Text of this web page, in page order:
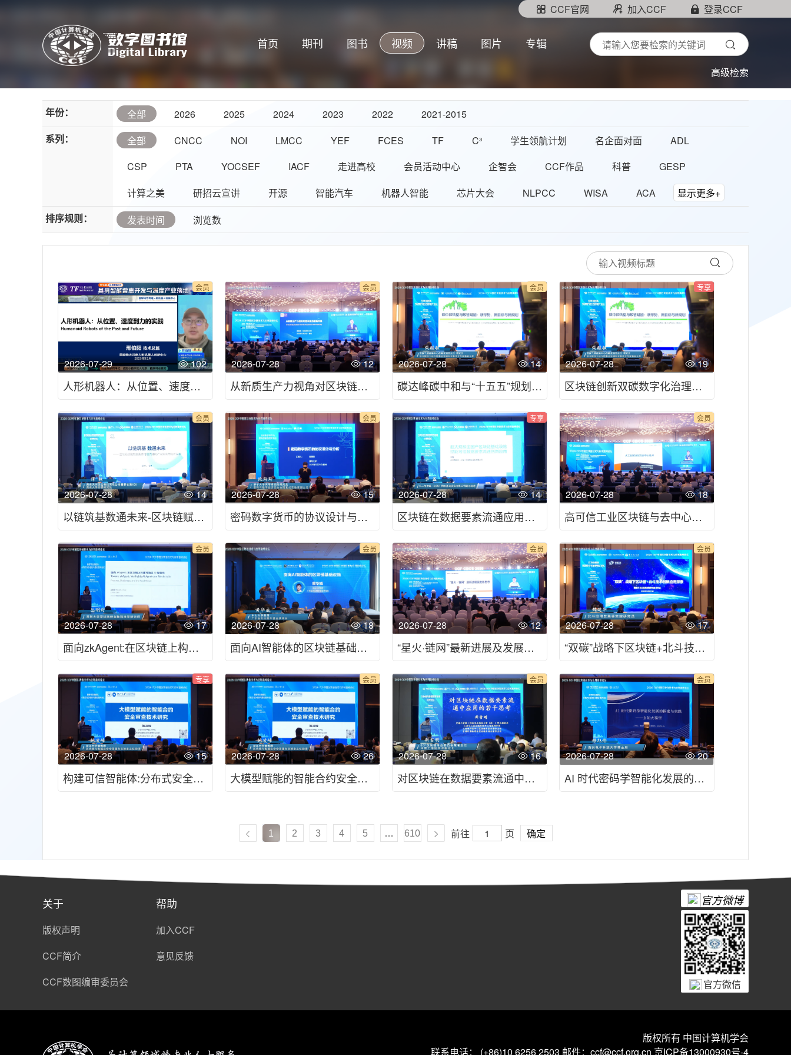
CCF官网 加入CCF 登录CCF
首页 期刊 图书 视频 讲稿 图片 专辑
高级检索
年份： 全部 2026 2025 2024 2023 2022
2021-2015
系列：
全部 CNCC NOI LMCC YEF FCES TF C³ 学生领航计划 名企面对面
ADL
CSP
PTA YOCSEF IACF 走进高校 会员活动中心 企智会 CCF作品 科普
GESP
计算之美
研招云宣讲 开源 智能汽车 机器人智能 芯片大会 NLPCC WISA ACA
显示更多+
排序规则：
发表时间 浏览数
2026-07-29 102
会员
人形机器人：从位置、速度到力的实践
2026-07-28 12
会员
从新质生产力视角对区块链的重新审视 Re-examining Blockchain from the Perspective of New Productivity-2026CCF中国区块链技术与应用高峰论坛
2026-07-28 14
会员
碳达峰碳中和与“十五五”规划:新形势、新目标与新政策-2026CCF中国区块链技术与应用高峰论坛
2026-07-28 19
专享
区块链创新双碳数字化治理模式论坛-2026CCF中国区块链技术与应用高峰论坛
2026-07-28 14
会员
以链筑基数通未来-区块链赋能数据要素可信流通的产业实践与创新探索-2026CCF中国区块链技术与应用高峰论坛
2026-07-28 15
会员
密码数字货币的协议设计与分析-2026CCF中国区块链技术与应用高峰论坛
2026-07-28 14
专享
区块链在数据要素流通应用论坛-2026CCF中国区块链技术与应用高峰论坛
2026-07-28 18
会员
高可信工业区块链与去中心化AI-2026CCF中国区块链技术与应用高峰论坛
2026-07-28 17
会员
面向zkAgent:在区块链上构建可验证AI智能体-2026CCF中国区块链技术与应用高峰论坛
2026-07-28 18
会员
面向AI智能体的区块链基础设施-2026CCF中国区块链技术与应用高峰论坛
2026-07-28 12
会员
“星火·链网”最新进展及发展思考-2026CCF中国区块链技术与应用高峰论坛
2026-07-28 17
会员
“双碳”战略下区块链+北斗技术创新应用探索-2026CCF中国区块链技术与应用高峰论坛
2026-07-28 15
专享
构建可信智能体:分布式安全管控与隐私保护论坛 -2026CCF中国区块链技术与应用高峰论坛
2026-07-28 26
会员
大模型赋能的智能合约安全审查技术研究-2026CCF中国区块链技术与应用高峰论坛
2026-07-28 16
会员
对区块链在数据要素流通中应用的思考-2026CCF中国区块链技术与应用高峰论坛
2026-07-28 20
会员
AI 时代密码学智能化发展的探索与实践--玄知大模型-2026CCF中国区块链技术与应用高峰论坛
1 2 3 4 5 … 610 前往 页 确定
关于
版权声明
CCF简介
CCF数图编审委员会
帮助
加入CCF
意见反馈
官方微博
官方微信
版权所有 中国计算机学会
联系电话： (+86)10 6256 2503 邮件：ccf@ccf.org.cn 京ICP备13000930号-4